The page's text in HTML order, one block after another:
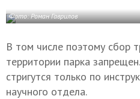
Фото: Роман Гаврилов
В том числе поэтому сбор
территории парка
стригутся только по
научного отдела.